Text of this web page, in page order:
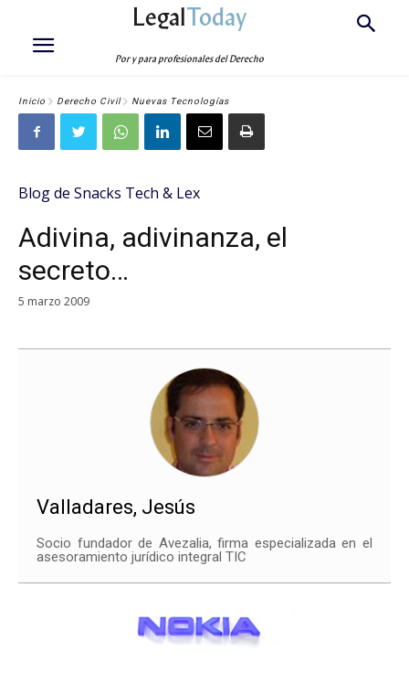
LegalToday
Por y para profesionales del Derecho
Inicio Derecho Civil Nuevas Tecnologías
Blog de Snacks Tech & Lex
Adivina, adivinanza, el
secreto…
5 marzo 2009
Valladares, Jesús
Socio fundador de Avezalia, firma especializada en el
asesoramiento jurídico integral TIC